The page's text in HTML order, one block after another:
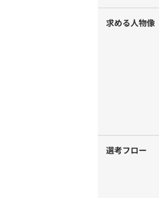
求める人物像
選考フロー